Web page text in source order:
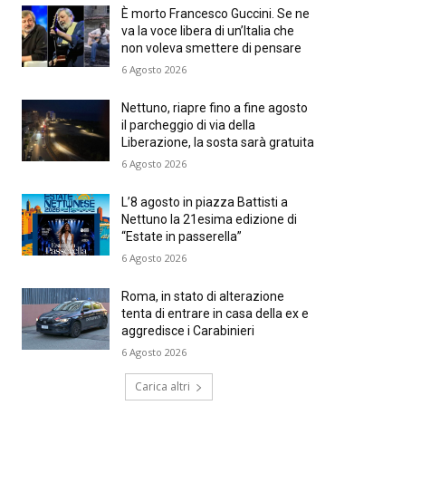
È morto Francesco Guccini. Se ne
va la voce libera di un’Italia che
non voleva smettere di pensare
6 Agosto 2026
Nettuno, riapre fino a fine agosto
il parcheggio di via della
Liberazione, la sosta sarà gratuita
6 Agosto 2026
L’8 agosto in piazza Battisti a
Nettuno la 21esima edizione di
“Estate in passerella”
6 Agosto 2026
Roma, in stato di alterazione
tenta di entrare in casa della ex e
aggredisce i Carabinieri
6 Agosto 2026
Carica altri